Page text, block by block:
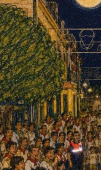
en la plaza
jornada de sábado
En el concurso de
Circo Purpurina,
ganas de pasarlo